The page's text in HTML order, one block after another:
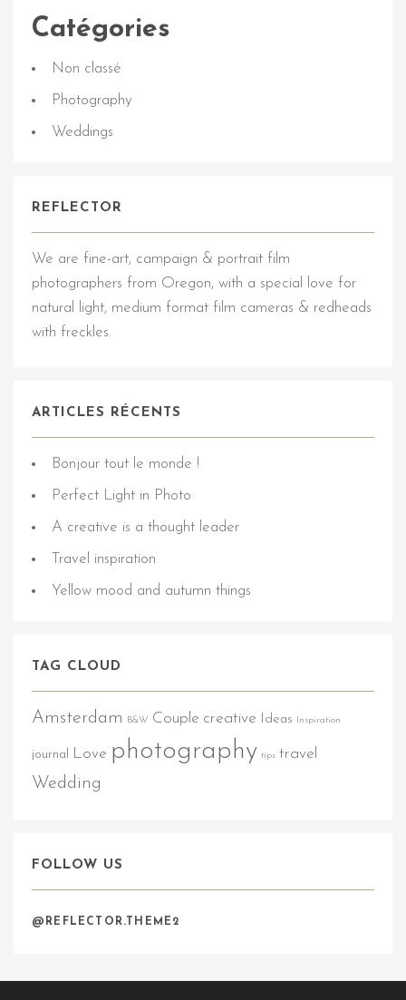
Catégories
Non classé
Photography
Weddings
REFLECTOR
We are fine-art, campaign & portrait film
photographers from Oregon, with a special love for
natural light, medium format film cameras & redheads
with freckles.
ARTICLES RÉCENTS
Bonjour tout le monde !
Perfect Light in Photo
A creative is a thought leader
Travel inspiration
Yellow mood and autumn things
TAG CLOUD
Amsterdam B&W Couple creative Ideas Inspiration
journal Love photography tips travel
Wedding
FOLLOW US
@REFLECTOR.THEME2